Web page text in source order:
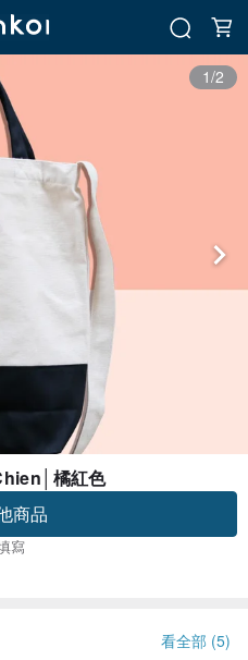
1/2
橘紅色
商品
寫
看全部 (5)